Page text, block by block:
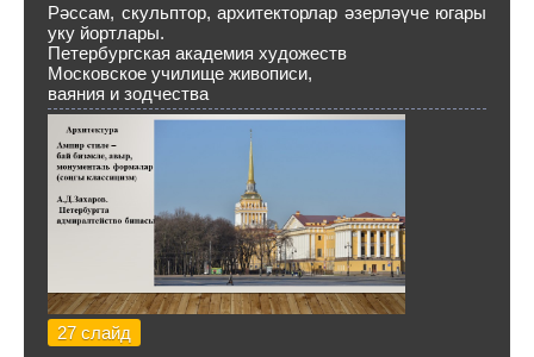
Рәссам, скульптор, архитекторлар әзерләүче югары
уку йортлары.
Петербургская академия художеств
Московское училище живописи,
ваяния и зодчества
27 слайд